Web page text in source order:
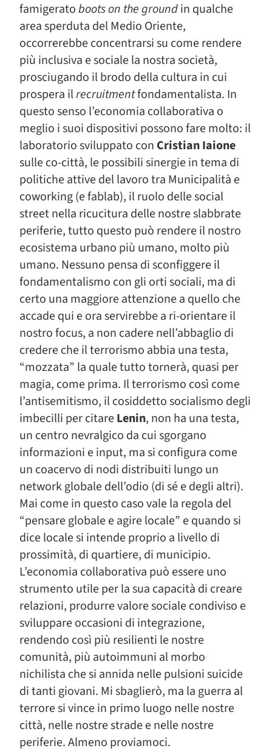
famigeratoboots on the groundin qualche
area sperduta del Medio Oriente,
occorrerebbe concentrarsi su come rendere
più inclusiva e sociale la nostra società,
prosciugando il brodo della cultura in cui
prospera ilrecruitmentfondamentalista. In
questo senso l’economia collaborativa o
meglio i suoi dispositivi possono fare molto: il
laboratorio sviluppato con Cristian Iaione
sulle co-città, le possibili sinergie in tema di
politiche attive del lavoro tra Municipalità e
coworking (e fablab), il ruolo delle social
street nella ricucitura delle nostre slabbrate
periferie, tutto questo può rendere il nostro
ecosistema urbano più umano, molto più
umano. Nessuno pensa di sconfiggere il
fondamentalismo con gli orti sociali, ma di
certo una maggiore attenzione a quello che
accade qui e ora servirebbe a ri-orientare il
nostro focus, a non cadere nell’abbaglio di
credere che il terrorismo abbia una testa,
“mozzata” la quale tutto tornerà, quasi per
magia, come prima. Il terrorismo così come
l’antisemitismo, il cosiddetto socialismo degli
imbecilli per citareLenin, non ha una testa,
un centro nevralgico da cui sgorgano
informazioni e input, ma si configura come
un coacervo di nodi distribuiti lungo un
network globale dell’odio (di sé e degli altri).
Mai come in questo caso vale la regola del
“pensare globale e agire locale” e quando si
dice locale si intende proprio a livello di
prossimità, di quartiere, di municipio.
L’economia collaborativa può essere uno
strumento utile per la sua capacità di creare
relazioni, produrre valore sociale condiviso e
sviluppare occasioni di integrazione,
rendendo così più resilienti le nostre
comunità, più autoimmuni al morbo
nichilista che si annida nelle pulsioni suicide
di tanti giovani. Mi sbaglierò, ma la guerra al
terrore si vince in primo luogo nelle nostre
città, nelle nostre strade e nelle nostre
periferie. Almeno proviamoci.